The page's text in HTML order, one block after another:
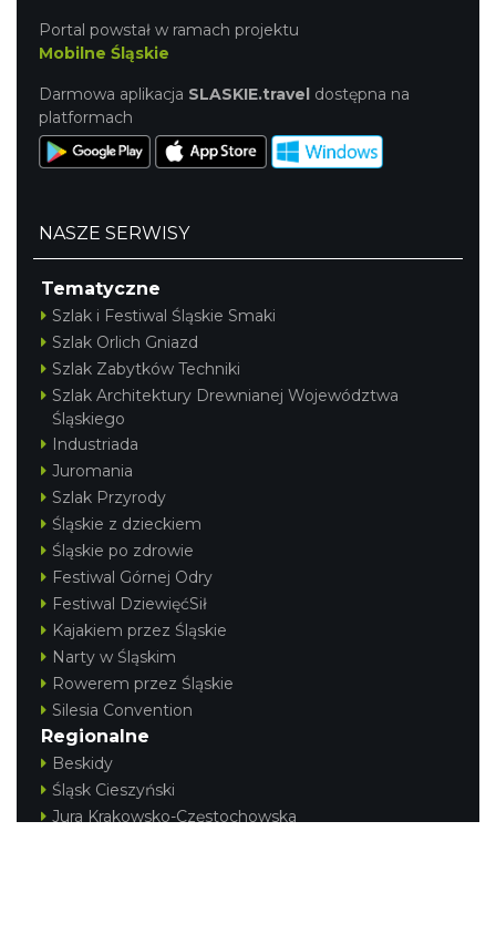
Portal powstał w ramach projektu
Mobilne Śląskie
Darmowa aplikacja SLASKIE.travel dostępna na
platformach
NASZE SERWISY
Tematyczne
Szlak i Festiwal Śląskie Smaki
Szlak Orlich Gniazd
Szlak Zabytków Techniki
Szlak Architektury Drewnianej Województwa
Śląskiego
Industriada
Juromania
Szlak Przyrody
Śląskie z dzieckiem
Śląskie po zdrowie
Festiwal Górnej Odry
Festiwal DziewięćSił
Kajakiem przez Śląskie
Narty w Śląskim
Rowerem przez Śląskie
Silesia Convention
Regionalne
Beskidy
Śląsk Cieszyński
Jura Krakowsko-Częstochowska